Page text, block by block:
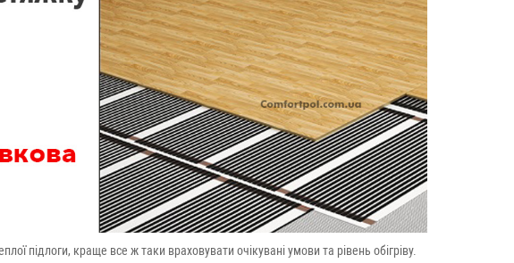
підлоги, краще все ж таки враховувати очікувані умови та рівень обігріву.